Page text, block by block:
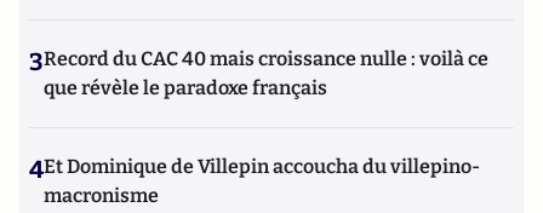
3Record du CAC 40 mais croissance nulle : voilà ce
que révèle le paradoxe français
4Et Dominique de Villepin accoucha du villepino-
macronisme